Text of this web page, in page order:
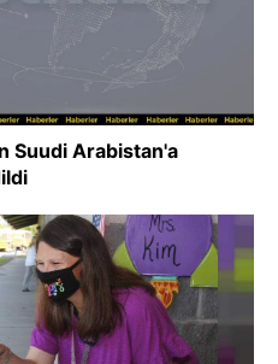
Suudi Arabistan'a